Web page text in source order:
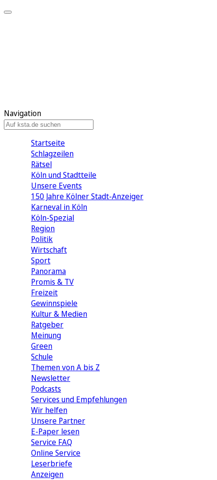
Navigation
Startseite
Schlagzeilen
Rätsel
Köln und Stadtteile
Unsere Events
150 Jahre Kölner Stadt-Anzeiger
Karneval in Köln
Köln-Spezial
Region
Politik
Wirtschaft
Sport
Panorama
Promis & TV
Freizeit
Gewinnspiele
Kultur & Medien
Ratgeber
Meinung
Green
Schule
Themen von A bis Z
Newsletter
Podcasts
Services und Empfehlungen
Wir helfen
Unsere Partner
E-Paper lesen
Service FAQ
Online Service
Leserbriefe
Anzeigen